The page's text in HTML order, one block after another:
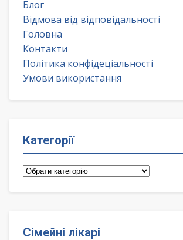
Блог
Відмова від відповідальності
Головна
Контакти
Політика конфідеціальності
Умови використання
Категорії
Категорії
Сімейні лікарі